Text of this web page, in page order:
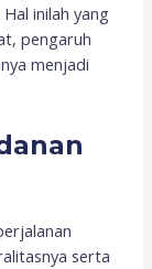
inilah yang
pengaruh
menjadi
serta